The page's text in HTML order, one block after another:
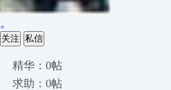
。
关注 私信
精华：0帖
求助：0帖